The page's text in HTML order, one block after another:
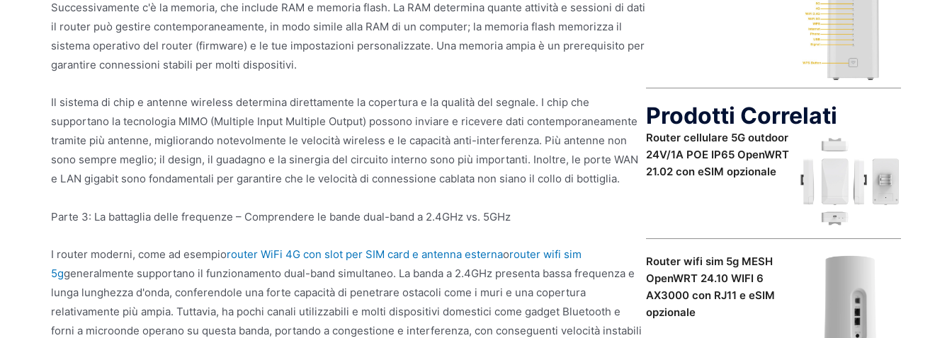
Successivamente c'è la memoria, che include RAM e memoria flash. La RAM determina quante attività e sessioni di dati
il router può gestire contemporaneamente, in modo simile alla RAM di un computer; la memoria flash memorizza il
sistema operativo del router (firmware) e le tue impostazioni personalizzate. Una memoria ampia è un prerequisito per
garantire connessioni stabili per molti dispositivi.
Il sistema di chip e antenne wireless determina direttamente la copertura e la qualità del segnale. I chip che
supportano la tecnologia MIMO (Multiple Input Multiple Output) possono inviare e ricevere dati contemporaneamente
tramite più antenne, migliorando notevolmente le velocità wireless e le capacità anti-interferenza. Più antenne non
sono sempre meglio; il design, il guadagno e la sinergia del circuito interno sono più importanti. Inoltre, le porte WAN
e LAN gigabit sono fondamentali per garantire che le velocità di connessione cablata non siano il collo di bottiglia.
Parte 3: La battaglia delle frequenze – Comprendere le bande dual-band a 2.4GHz vs. 5GHz
I router moderni, come ad esempiorouter WiFi 4G con slot per SIM card e antenna esternaorouter wifi sim
5ggeneralmente supportano il funzionamento dual-band simultaneo. La banda a 2.4GHz presenta bassa frequenza e
lunga lunghezza d'onda, conferendole una forte capacità di penetrare ostacoli come i muri e una copertura
relativamente più ampia. Tuttavia, ha pochi canali utilizzabili e molti dispositivi domestici come gadget Bluetooth e
forni a microonde operano su questa banda, portando a congestione e interferenza, con conseguenti velocità instabili
Prodotti Correlati
Router cellulare 5G outdoor
24V/1A POE IP65 OpenWRT
21.02 con eSIM opzionale
Router wifi sim 5g MESH
OpenWRT 24.10 WIFI 6
AX3000 con RJ11 e eSIM
opzionale